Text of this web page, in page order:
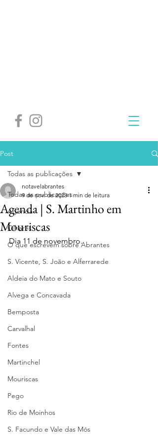
Post
Todas as publicações
Agenda
Olhares
O que escrevem sobre Abrantes
S. Vicente, S. João e Alferrarede
Aldeia do Mato e Souto
Alvega e Concavada
Bemposta
Carvalhal
Fontes
Martinchel
Mouriscas
Pego
Rio de Moinhos
S. Facundo e Vale das Mós
Todas as publicações
Agenda | S. Martinho em
Mouriscas
notavelabrantes
9 de nov. de 2023 1 min de leitura
Dia 11 de novembro.